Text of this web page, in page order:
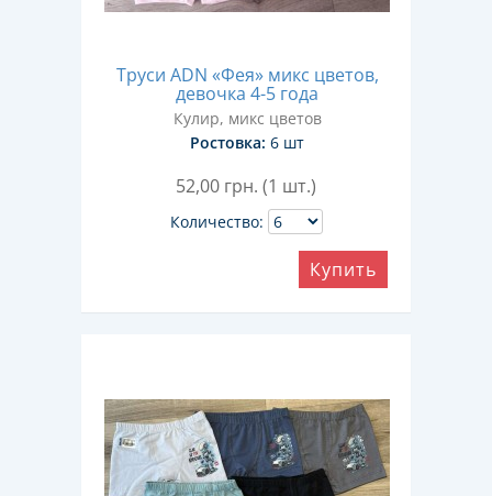
Труси ADN «Фея» микс цветов,
девочка 4-5 года
Кулир, микс цветов
Ростовка: 6 шт
52,00 грн. (1 шт.)
Количество:
Купить